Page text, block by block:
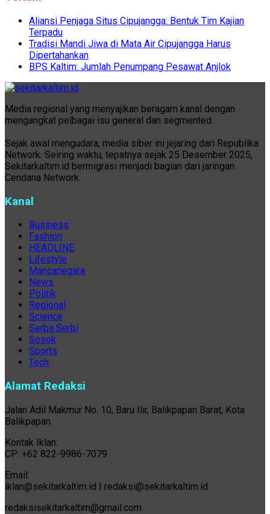
Aliansi Penjaga Situs Cipujangga: Bentuk Tim Kajian
Terpadu
Tradisi Mandi Jiwa di Mata Air Cipujangga Harus
Dipertahankan
BPS Kaltim: Jumlah Penumpang Pesawat Anjlok
Media regional yang menyajikan beragam kanal dengan
mengangkat pelbagai isu general dan segmented.
Sejak awal mengudara, media siber ini jejaring dari Republika
Network. Seiring waktu, tepatnya sejak 25 Desember 2025,
Sekitarkaltim.id bermigrasi menjadi bagian dari jaringan
Cendana Network.
Kanal
Business
Fashion
HEADLINE
Lifestyle
Mancanegara
News
Politik
Regional
Science
Serba Serbi
Sosok
Sports
Tech
Alamat Redaksi
Jalan Adil Makmur No. 10, Baru Ilir, Balikpapan Barat, Kota
Balikpapan.
Kontak Iklan:
CP: +62 822-9986-7079
Email:
iklan@sekitarkaltim.id I redaksi@sekitarkaltim.id
redaksisekitarkaltim@gmail.com